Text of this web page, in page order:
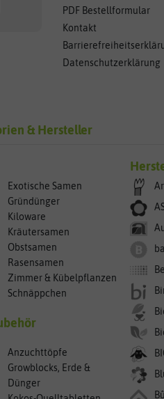
PDF Bestellformular
Kontakt
Datenschutzerklärung
& Hersteller
Exotische Samen
Gründünger
Kiloware
Kräutersamen
Obstsamen
Rasensamen
Zimmer & Kübelpflanzen
Schnäppchen
Anzuchttöpfe
Growblocks, Erde &
Dünger